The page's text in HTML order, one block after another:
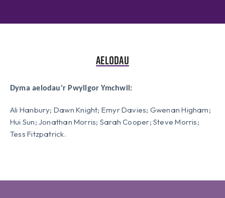
Aelodau
Dyma aelodau'r Pwyllgor Ymchwil:
Ali Hanbury; Dawn Knight; Emyr Davies; Gwenan Higham;
Hui Sun; Jonathan Morris; Sarah Cooper; Steve Morris;
Tess Fitzpatrick.